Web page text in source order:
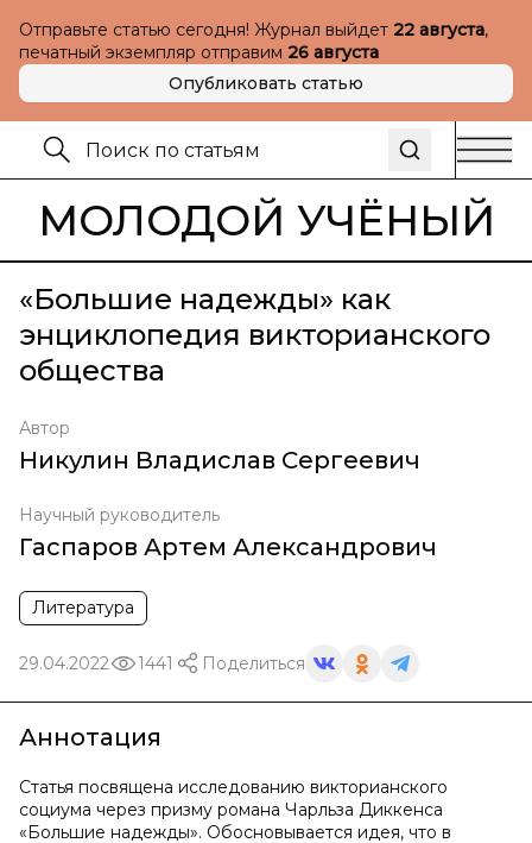
Отправьте статью сегодня! Журнал выйдет 22 августа,
печатный экземпляр отправим 26 августа
Опубликовать статью
МОЛОДОЙ УЧЁНЫЙ
«Большие надежды» как
энциклопедия викторианского
общества
Автор
Никулин Владислав Сергеевич
Научный руководитель
Гаспаров Артем Александрович
Литература
29.04.2022 1441 Поделиться
Аннотация
Статья посвящена исследованию викторианского
социума через призму романа Чарльза Диккенса
«Большие надежды». Обосновывается идея, что в